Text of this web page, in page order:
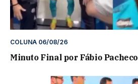
COLUNA 06/08/26
Minuto Final por Fábio Pacheco